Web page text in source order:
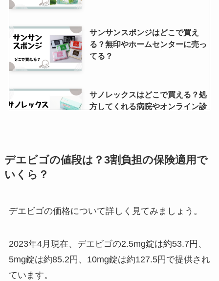
サンサンスポンジはどこで買え
る？無印やホームセンターに売っ
てる？
サノレックスはどこで買える？処
方してくれる病院やオンライン診
skzooぬいぐるみはどこで売って
デエビゴの値段は？3割負担の保険適用で
いくら？
デエビゴの価格について詳しく見てみましょう。
2023年4月現在、デエビゴの2.5mg錠は約53.7円、
5mg錠は約85.2円、10mg錠は約127.5円で提供され
ています。